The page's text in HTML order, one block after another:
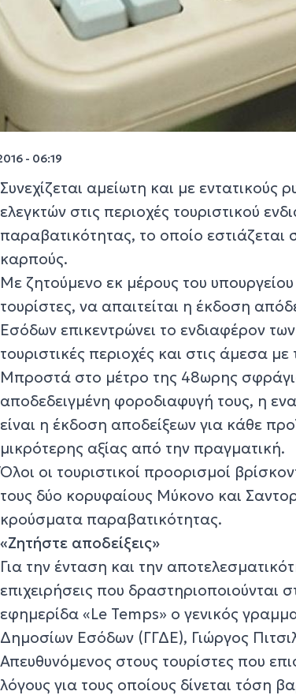
- 06:19
Συνεχίζεται αμείωτη και με
ελεγκτών στις περιοχές τουριστικού
παραβατικότητας, το οποίο
καρπούς.
Με ζητούμενο εκ μέρους του
τουρίστες, να απαιτείται η έκδοση
Εσόδων επικεντρώνει το ενδιαφέρον
τουριστικές περιοχές και στις άμεσα
Μπροστά στο μέτρο της 48ωρης
αποδεδειγμένη φοροδιαφυγή τους, η
είναι η έκδοση αποδείξεων για κάθε
μικρότερης αξίας από την πραγματική.
Όλοι οι τουριστικοί προορισμοί
τους δύο κορυφαίους Μύκονο και
κρούσματα παραβατικότητας.
«Ζητήστε αποδείξεις»
Για την ένταση και την
επιχειρήσεις που δραστηριοποιούνται
εφημερίδα «Le Temps» ο γενικός
Δημοσίων Εσόδων (ΓΓΔΕ), Γιώργος
Απευθυνόμενος στους τουρίστες που
λόγους για τους οποίους δίνεται τόση